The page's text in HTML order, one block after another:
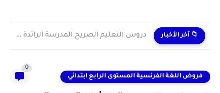
📁 آخر الأخبار دروس التعليم الصريح المدرسة الرائدة 2024/2025 enseignement explicite
فروض اللغة الفرنسية المستوى الرابع ابتدائي
0